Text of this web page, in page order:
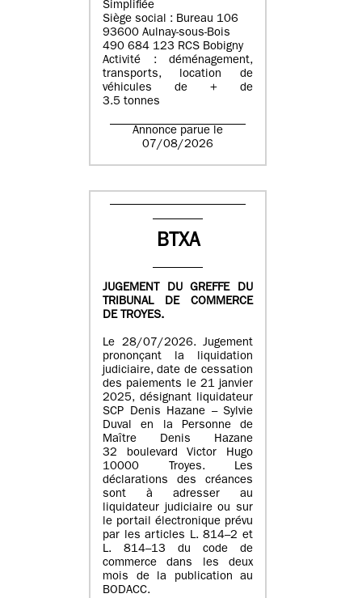
Simplifiée
Siège social : Bureau 106
93600 Aulnay-sous-Bois
490 684 123 RCS Bobigny
Activité : déménagement,
transports, location de
véhicules de + de
3.5 tonnes
Annonce parue le
07/08/2026
BTXA
JUGEMENT DU GREFFE DU
TRIBUNAL DE COMMERCE
DE TROYES.
Le 28/07/2026. Jugement
prononçant la liquidation
judiciaire, date de cessation
des paiements le 21 janvier
2025, désignant liquidateur
SCP Denis Hazane – Sylvie
Duval en la Personne de
Maître Denis Hazane
32 boulevard Victor Hugo
10000 Troyes. Les
déclarations des créances
sont à adresser au
liquidateur judiciaire ou sur
le portail électronique prévu
par les articles L. 814–2 et
L. 814–13 du code de
commerce dans les deux
mois de la publication au
BODACC.